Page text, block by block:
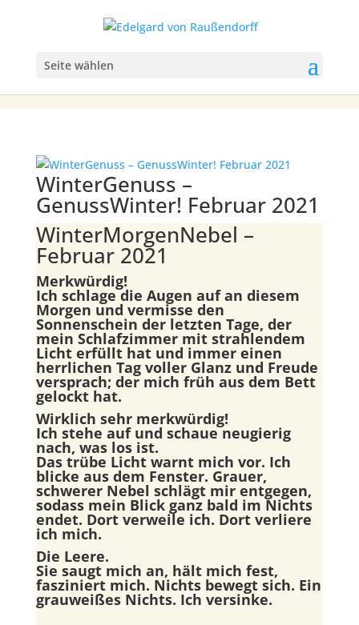
Seite wählen
WinterGenuss –
GenussWinter! Februar 2021
WinterMorgenNebel –
Februar 2021
Merkwürdig!
Ich schlage die Augen auf an diesem
Morgen und vermisse den
Sonnenschein der letzten Tage, der
mein Schlafzimmer mit strahlendem
Licht erfüllt hat und immer einen
herrlichen Tag voller Glanz und Freude
versprach; der mich früh aus dem Bett
gelockt hat.
Wirklich sehr merkwürdig!
Ich stehe auf und schaue neugierig
nach, was los ist.
Das trübe Licht warnt mich vor. Ich
blicke aus dem Fenster. Grauer,
schwerer Nebel schlägt mir entgegen,
sodass mein Blick ganz bald im Nichts
endet. Dort verweile ich. Dort verliere
ich mich.
Die Leere.
Sie saugt mich an, hält mich fest,
fasziniert mich. Nichts bewegt sich. Ein
grauweißes Nichts. Ich versinke.